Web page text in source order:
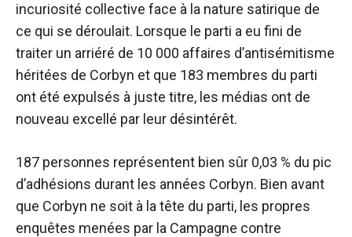
incuriosité collective face à la nature satirique de
ce qui se déroulait. Lorsque le parti a eu fini de
traiter un arriéré de 10 000 affaires d’antisémitisme
héritées de Corbyn et que 183 membres du parti
ont été expulsés à juste titre, les médias ont de
nouveau excellé par leur désintérêt.
187 personnes représentent bien sûr 0,03 % du pic
d’adhésions durant les années Corbyn. Bien avant
que Corbyn ne soit à la tête du parti, les propres
enquêtes menées par la Campagne contre